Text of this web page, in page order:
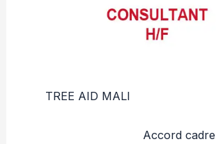
TREE AID MALI
Accord cadre